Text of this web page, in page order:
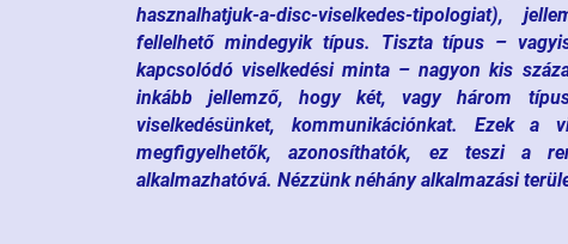
hasznalhatjuk-a-disc-viselkedes-tipologiat),
fellelhető mindegyik típus. Tiszta típus –
kapcsolódó viselkedési minta – nagyon kis
inkább jellemző, hogy két, vagy három
viselkedésünket, kommunikációnkat. Ezek a
megfigyelhetők, azonosíthatók, ez teszi a
alkalmazhatóvá. Nézzünk néhány alkalmazási